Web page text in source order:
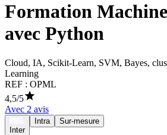
Formation
avec Python
Cloud, IA, Scikit-Learn, SVM, Bayes,
Learning
REF : OPML
4,5/5
Avec 2 avis
Inter
Intra Sur-mesure